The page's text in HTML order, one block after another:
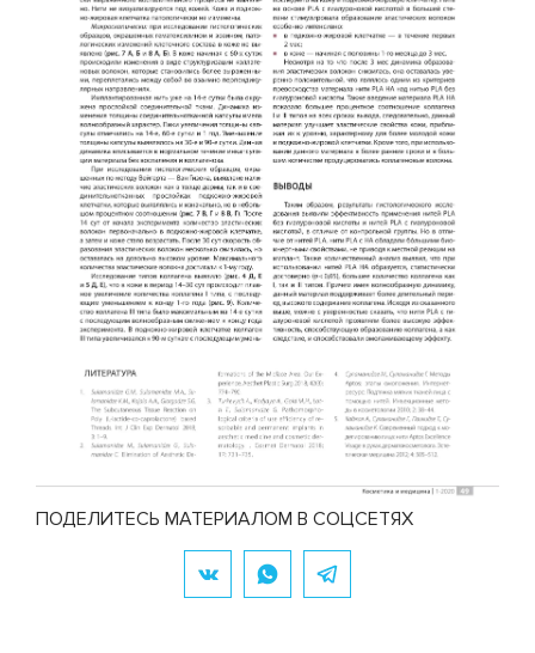
ПОДЕЛИТЕСЬ МАТЕРИАЛОМ В СОЦСЕТЯХ